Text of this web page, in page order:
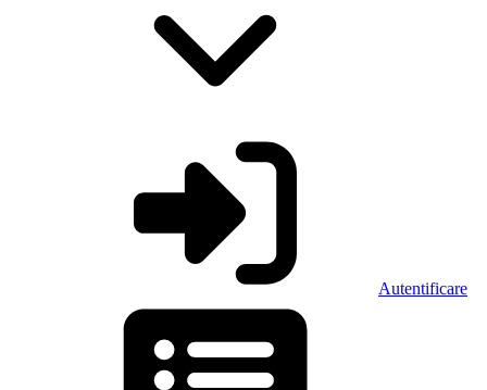
Autentificare